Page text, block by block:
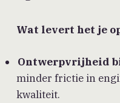
Wat levert het je
Ontwerpvrijheid
minder frictie in
kwaliteit.